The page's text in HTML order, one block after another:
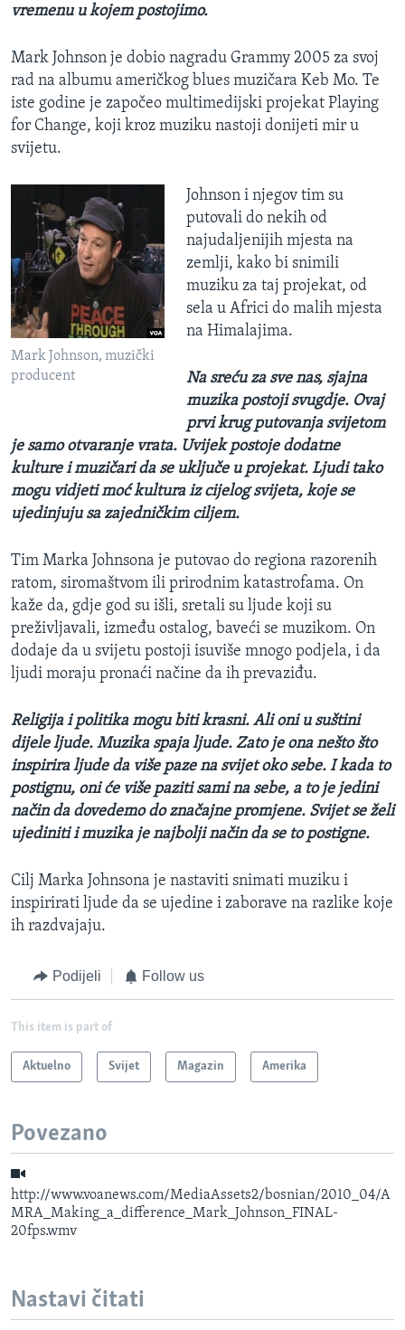
vremenu u kojem postojimo.
Mark Johnson je dobio nagradu Grammy 2005 za svoj
rad na albumu američkog blues muzičara Keb Mo. Te
iste godine je započeo multimedijski projekat Playing
for Change, koji kroz muziku nastoji donijeti mir u
svijetu.
Mark Johnson, muzički
producent
Johnson i njegov tim su
putovali do nekih od
najudaljenijih mjesta na
zemlji, kako bi snimili
muziku za taj projekat, od
sela u Africi do malih mjesta
na Himalajima.
Na sreću za sve nas, sjajna
muzika postoji svugdje. Ovaj
prvi krug putovanja svijetom
je samo otvaranje vrata. Uvijek postoje dodatne
kulture i muzičari da se uključe u projekat. Ljudi tako
mogu vidjeti moć kultura iz cijelog svijeta, koje se
ujedinjuju sa zajedničkim ciljem.
Tim Marka Johnsona je putovao do regiona razorenih
ratom, siromaštvom ili prirodnim katastrofama. On
kaže da, gdje god su išli, sretali su ljude koji su
preživljavali, između ostalog, baveći se muzikom. On
dodaje da u svijetu postoji isuviše mnogo podjela, i da
ljudi moraju pronaći načine da ih prevaziđu.
Religija i politika mogu biti krasni. Ali oni u suštini
dijele ljude. Muzika spaja ljude. Zato je ona nešto što
inspirira ljude da više paze na svijet oko sebe. I kada to
postignu, oni će više paziti sami na sebe, a to je jedini
način da dovedemo do značajne promjene. Svijet se želi
ujediniti i muzika je najbolji način da se to postigne.
Cilj Marka Johnsona je nastaviti snimati muziku i
inspirirati ljude da se ujedine i zaborave na razlike koje
ih razdvajaju.
Podijeli Follow us
This item is part of
Aktuelno Svijet Magazin Amerika
Povezano
http://www.voanews.com/MediaAssets2/bosnian/2010_04/A
MRA_Making_a_difference_Mark_Johnson_FINAL-
20fps.wmv
Nastavi čitati